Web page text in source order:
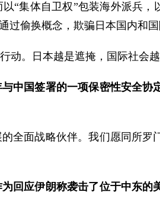
“集体自卫权”包装海外派兵，
过偷换概念，欺骗日本国内和国
动。日本越是遮掩，国际社会越
中国签署的一项保密性安全协
全面战略伙伴。我们愿同所罗
回应伊朗称袭击了位于中东的